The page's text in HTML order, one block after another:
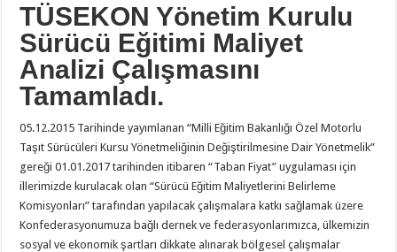
TÜSEKON Yönetim Kurulu
Sürücü Eğitimi Maliyet
Analizi Çalışmasını
Tamamladı.
05.12.2015 Tarihinde yayımlanan “Milli Eğitim Bakanlığı Özel Motorlu
Taşıt Sürücüleri Kursu Yönetmeliğinin Değiştirilmesine Dair Yönetmelik”
gereği 01.01.2017 tarihinden itibaren “Taban Fiyat” uygulaması için
illerimizde kurulacak olan “Sürücü Eğitim Maliyetlerini Belirleme
Komisyonları” tarafından yapılacak çalışmalara katkı sağlamak üzere
Konfederasyonumuza bağlı dernek ve federasyonlarımızca, ülkemizin
sosyal ve ekonomik şartları dikkate alınarak bölgesel çalışmalar